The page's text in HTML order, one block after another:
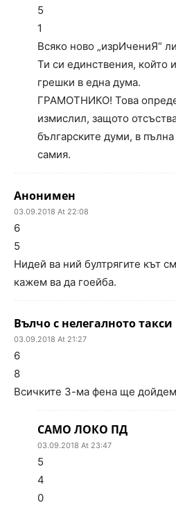
5
1
Всяко ново „изрИчениЯ“
Ти си единствения, който
грешки в една дума.
ГРАМОТНИКО! Това
измислил, защото
българските думи, в
самия.
Анонимен
03.09.2018 At 22:08
6
5
Нидей ва ний бултрягите кът
кажем ва да гоейба.
Вълчо с нелегалното такси
03.09.2018 At 21:27
6
8
Всичките 3-ма фена ще
САМО ЛОКО ПД
03.09.2018 At 23:47
5
4
0